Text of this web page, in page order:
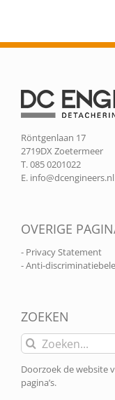
Röntgenlaan 17
2719DX Zoetermeer
T. 085 0201022
E. info@dcengineers.nl
OVERIGE
- Privacy Statement
- Anti-
ZOEKEN
Zoeken
naar:
Doorzoek de website
pagina’s.